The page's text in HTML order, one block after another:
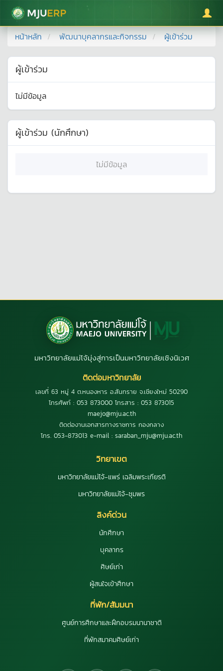
มหาวิทยาลัยแม่โจ้
หน้าหลัก พัฒนาบุคลากรและกิจกรรม ผู้เข้าร่วม
ผู้เข้าร่วม
ไม่มีข้อมูล
ผู้เข้าร่วม (นักศึกษา)
ไม่มีข้อมูล
มหาวิทยาลัยแม่โจ้มุ่งสู่การเป็นมหาวิทยาลัยเชิงนิเวศ
ติดต่อมหาวิทยาลัย
เลขที่ 63 หมู่ 4 ต.หนองหาร อ.สันทราย จ.เชียงใหม่ 50290
โทรศัพท์ : 053 873000 โทรสาร : 053 873015
maejo@mju.ac.th
ติดต่องานเอกสารทางราชการ กองกลาง
โทร. 053-873013 e-mail : saraban_mju@mju.ac.th
วิทยาเขต
มหาวิทยาลัยแม่โจ้-แพร่ เฉลิมพระเกียรติ
มหาวิทยาลัยแม่โจ้-ชุมพร
ลิงค์ด่วน
นักศึกษา
บุคลากร
ศิษย์เก่า
ผู้สนใจเข้าศึกษา
ที่พัก/สัมมนา
ศูนย์การศึกษาและฝึกอบรมนานาชาติ
ที่พักสมาคมศิษย์เก่า